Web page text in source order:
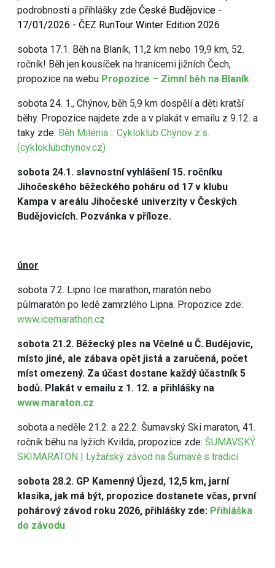
podrobnosti a přihlášky zde České Budějovice -
17/01/2026 - ČEZ RunTour Winter Edition 2026
sobota 17.1. Běh na Blaník, 11,2 km nebo 19,9 km, 52.
ročník! Běh jen kousíček na hranicemi jižních Čech,
propozice na webu Propozice – Zimní běh na Blaník
sobota 24. 1., Chýnov, běh 5,9 km dospělí a děti kratší
běhy. Propozice najdete zde a v plakát v emailu z 9.12. a
taky zde: Běh Milénia :: Cykloklub Chýnov z.s.
(cykloklubchynov.cz)
sobota 24.1. slavnostní vyhlášení 15. ročníku
Jihočeského běžeckého poháru od 17 v klubu
Kampa v areálu Jihočeské univerzity v Českých
Budějovicích. Pozvánka v příloze.
únor
sobota 7.2. Lipno Ice marathon, maratón nebo
půlmaratón po ledě zamrzlého Lipna. Propozice zde:
www.icemarathon.cz
sobota 21.2. Běžecký ples na Včelné u Č. Budějovic,
místo jiné, ale zábava opět jistá a zaručená, počet
míst omezený. Za účast dostane každý účastník 5
bodů. Plakát v emailu z 1. 12. a přihlášky na
www.maraton.cz
sobota a neděle 21.2. a 22.2. Šumavský Ski maraton, 41.
ročník běhu na lyžích Kvilda, propozice zde: ŠUMAVSKÝ
SKIMARATON | Lyžařský závod na Šumavě s tradicí
sobota 28.2. GP Kamenný Újezd, 12,5 km, jarní
klasika, jak má být, propozice dostanete včas, první
pohárový závod roku 2026, přihlášky zde: Přihláška
do závodu